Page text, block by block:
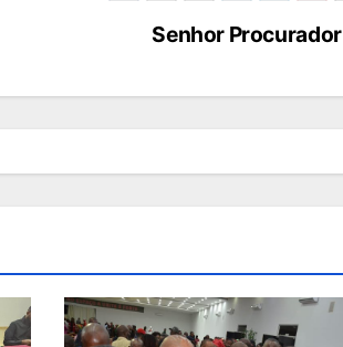
Senhor Procurador